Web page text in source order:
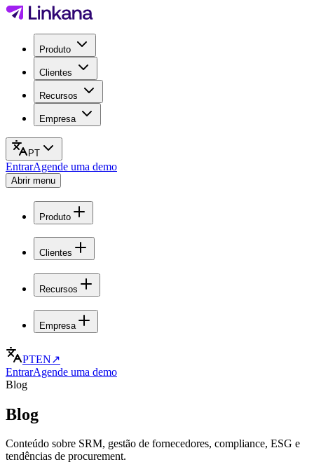
Produto
Clientes
Recursos
Empresa
PT
EntrarAgende uma demo
Abrir menu
Produto
Clientes
Recursos
Empresa
PTEN↗
EntrarAgende uma demo
Blog
Blog
Conteúdo sobre SRM, gestão de fornecedores, compliance, ESG e
tendências de procurement.